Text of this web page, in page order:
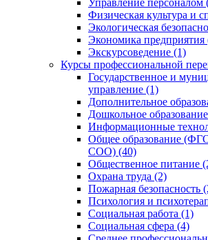
Управление персоналом
Физическая культура и
Экологическая
Экономика предприятия
Экскурсоведение (1)
Курсы профессиональной
Государственное и
управление (1)
Дополнительное
Дошкольное
Информационные
Общее образование
СОО) (40)
Общественное питание
Охрана труда (2)
Пожарная безопасность
Психология и
Социальная работа (1)
Социальная сфера (4)